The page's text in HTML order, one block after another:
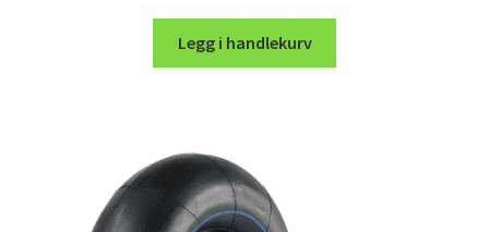
pris
var:
kr1431.
pris
er:
kr1216.
Legg i handlekurv